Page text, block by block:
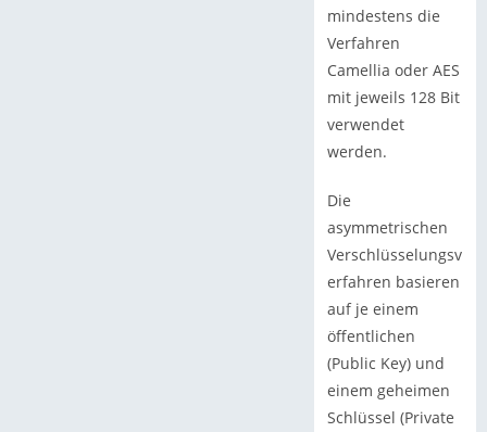
mindestens die
Verfahren
Camellia oder AES
mit jeweils 128 Bit
verwendet
werden.
Die
asymmetrischen
Verschlüsselungsv
erfahren basieren
auf je einem
öffentlichen
(Public Key) und
einem geheimen
Schlüssel (Private